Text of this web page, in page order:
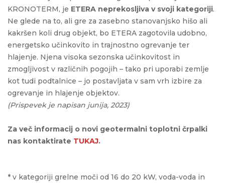
KRONOTERM, je ETERA neprekosljiva v svoji kategoriji.
Ne glede na to, ali gre za zasebno stanovanjsko hišo ali
kakršen koli drug objekt, bo ETERA zagotovila udobno,
energetsko učinkovito in trajnostno ogrevanje ter
hlajenje. Njena visoka sezonska učinkovitost in
zmogljivost v različnih pogojih – tako pri uporabi zemlje
kot tudi podtalnice – jo postavljata v sam vrh izbire za
ogrevanje in hlajenje objektov.
(Prispevek je napisan junija, 2023)
Za več informacij o novi geotermalni toplotni črpalki
nas kontaktirate TUKAJ.
* v kategoriji grelne moči od 16 do 20 kW, voda-voda in